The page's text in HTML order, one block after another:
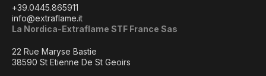
+39.0445.865911
info@extraflame.it
La Nordica-Extraflame STF France Sas
22 Rue Maryse Bastie
38590 St Etienne De St Geoirs